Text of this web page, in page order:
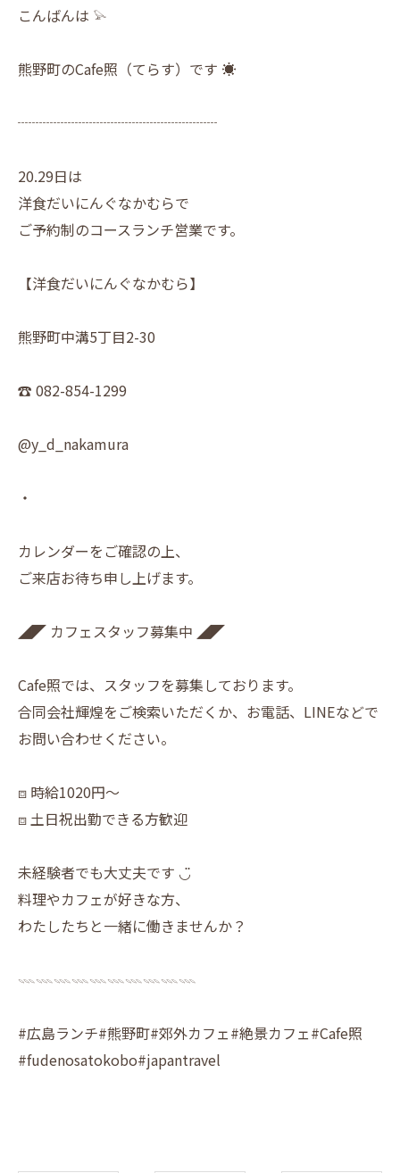
こんばんは 𓅫
熊野町のCafe照（てらす）です ☀︎
┈┈┈┈┈┈┈┈┈┈┈┈┈┈
20.29日は
洋食だいにんぐなかむらで
ご予約制のコースランチ営業です。
【洋食だいにんぐなかむら】
熊野町中溝5丁目2-30
☎︎ 082-854-1299
@y_d_nakamura
・
カレンダーをご確認の上、
ご来店お待ち申し上げます。
◢◤ カフェスタッフ募集中 ◢◤
Cafe照では、スタッフを募集しております。
合同会社輝煌をご検索いただくか、お電話、LINEなどで
お問い合わせください。
⧈ 時給1020円〜
⧈ 土日祝出勤できる方歓迎
未経験者でも大丈夫です ◡̈
料理やカフェが好きな方、
わたしたちと一緒に働きませんか？
𓇠𓇠𓇠𓇠𓇠𓇠𓇠𓇠𓇠𓇠
#広島ランチ#熊野町#郊外カフェ#絶景カフェ#Cafe照
#fudenosatokobo#japantravel